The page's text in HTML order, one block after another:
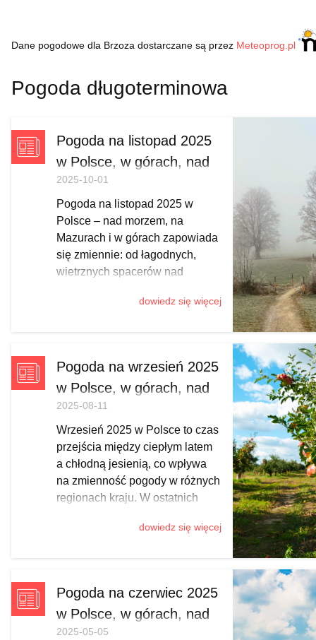
Dane pogodowe dla Brzoza dostarczane są przez Meteoprog.pl
Pogoda długoterminowa
Pogoda na listopad 2025
w Polsce, w górach, nad
morzem
2025-10-01
Pogoda na listopad 2025 w
Polsce – nad morzem, na
Mazurach i w górach zapowiada
się zmiennie: od łagodnych,
wietrznych spacerów nad
słoneczne Mazury i pierwsze
Karkonoszach i Beskidach.
Sprawdź, kiedy trafić na
przejaśnienia, gdzie spodziewać
się śliskich szlaków i jak
zaplanować jesienny wypad z
odpowiednim ekwipunkiem.
dowiedz się więcej
Pogoda na wrzesień 2025
w Polsce, w górach, nad
morzem
2025-08-11
Wrzesień 2025 w Polsce to czas
przejścia między ciepłym latem
a chłodną jesienią, co wpływa
na zmienność pogody w różnych
regionach kraju. W ostatnich
ciepły. A jak będzie w tym roku?
dowiedz się więcej
Pogoda na czerwiec 2025
w Polsce, w górach, nad
morzem
2025-05-05